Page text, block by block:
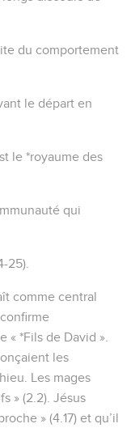
du comportement
le départ en
le *royaume des
qui
25).
comme central
« *Fils de David ».
les
Les mages
» (2.2). Jésus
» (4.17) et qu’il